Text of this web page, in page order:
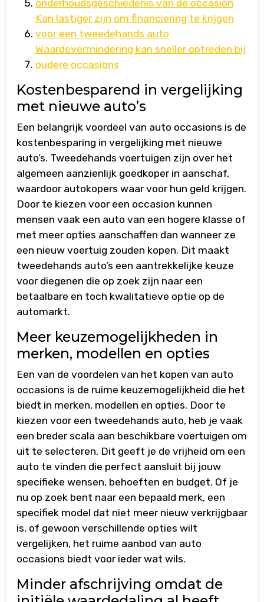
onderhoudsgeschiedenis van de occasion
Kan lastiger zijn om financiering te krijgen
voor een tweedehands auto
Waardevermindering kan sneller optreden bij
oudere occasions
Kostenbesparend in vergelijking
met nieuwe auto’s
Een belangrijk voordeel van auto occasions is de
kostenbesparing in vergelijking met nieuwe
auto’s. Tweedehands voertuigen zijn over het
algemeen aanzienlijk goedkoper in aanschaf,
waardoor autokopers waar voor hun geld krijgen.
Door te kiezen voor een occasion kunnen
mensen vaak een auto van een hogere klasse of
met meer opties aanschaffen dan wanneer ze
een nieuw voertuig zouden kopen. Dit maakt
tweedehands auto’s een aantrekkelijke keuze
voor diegenen die op zoek zijn naar een
betaalbare en toch kwalitatieve optie op de
automarkt.
Meer keuzemogelijkheden in
merken, modellen en opties
Een van de voordelen van het kopen van auto
occasions is de ruime keuzemogelijkheid die het
biedt in merken, modellen en opties. Door te
kiezen voor een tweedehands auto, heb je vaak
een breder scala aan beschikbare voertuigen om
uit te selecteren. Dit geeft je de vrijheid om een
auto te vinden die perfect aansluit bij jouw
specifieke wensen, behoeften en budget. Of je
nu op zoek bent naar een bepaald merk, een
specifiek model dat niet meer nieuw verkrijgbaar
is, of gewoon verschillende opties wilt
vergelijken, het ruime aanbod van auto
occasions biedt voor ieder wat wils.
Minder afschrijving omdat de